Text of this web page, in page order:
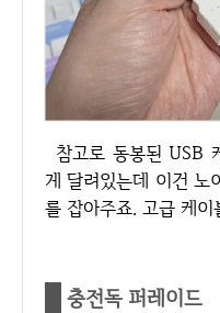
참고로 동봉된 USB 케이블을 보시면 저렇게 동그란
게 달려있는데 이건 노
를 잡아주죠. 고급 케
충전독 퍼레이드